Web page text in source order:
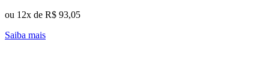
ou 12x de R$ 93,05
Saiba mais